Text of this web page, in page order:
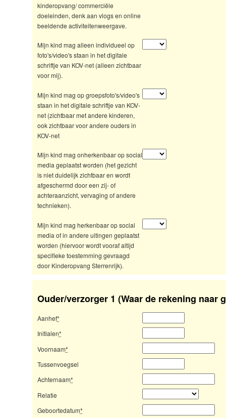
kinderopvang/ commerciële
doeleinden, denk aan vlogs en online
beeldende activiteitenweergave.
Mijn kind mag alleen individueel op
foto's/video's staan in het digitale
schriftje van KOV-net (alleen zichtbaar
voor mij).
Mijn kind mag op groepsfoto's/video's
staan in het digitale schriftje van KOV-
net (zichtbaar met andere kinderen,
ook zichtbaar voor andere ouders in
KOV-net
Mijn kind mag onherkenbaar op social
media geplaatst worden (het gezicht
is niet duidelijk zichtbaar en wordt
afgeschermd door een zij- of
achteraanzicht, vervaging of andere
technieken).
Mijn kind mag herkenbaar op social
media of in andere uitingen geplaatst
worden (hiervoor wordt vooraf altijd
specifieke toestemming gevraagd
door Kinderopvang Sterrenrijk).
Ouder/verzorger 1 (Waar de rekening naar
Aanhef*
Initialen*
Voornaam*
Tussenvoegsel
Achternaam*
Relatie
Geboortedatum*